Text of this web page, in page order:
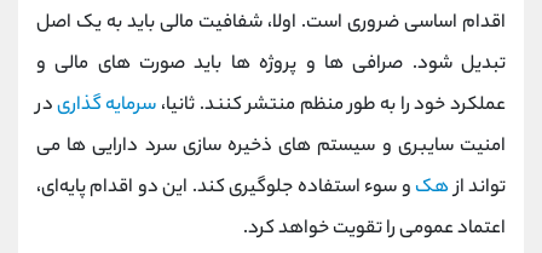
اقدام اساسی ضروری است. اولا، شفافیت مالی باید به یک اصل
تبدیل شود. صرافی ‌ها و پروژه ‌ها باید صورت ‌های مالی و
عملکرد خود را به طور منظم منتشر کنند. ثانیا، سرمایه ‌گذاریدر
امنیت سایبری و سیستم ‌های ذخیره ‌سازی سرد دارایی‌ ها می‌
تواند ازهک و سوء استفاده جلوگیری کند. این دو اقدام پایه‌ای،
اعتماد عمومی را تقویت خواهد کرد.